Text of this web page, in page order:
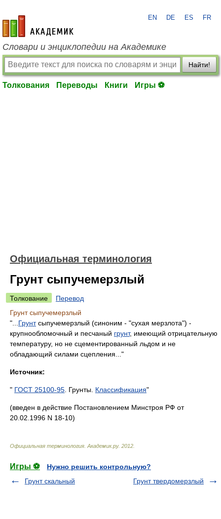
academic.ru
EN DE ES FR
Словари и энциклопедии на Академике
Найти!
Толкования Переводы Книги Игры ⚽
Официальная терминология
Грунт сыпучемерзлый
Толкование
Перевод
Грунт сыпучемерзлый
"... Грунтсыпучемерзлый (синоним - "сухая мерзлота") -
крупнообломочный и песчаный грунт, имеющий отрицательную
температуру, но не сцементированный льдом и не
обладающий силами сцепления..."
Источник:
" ГОСТ 25100-95 . Грунты. Классификация"
(введен в действие Постановлением Минстроя РФ от
20.02.1996 N 18-10)
Официальная терминология Академик.ру. 2012
Игры ⚽
Нужно решить контрольную?
Грунт скальный
Грунт твердомерзлый